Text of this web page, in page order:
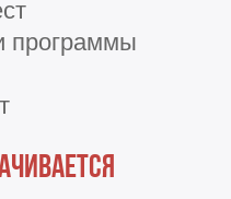
программы